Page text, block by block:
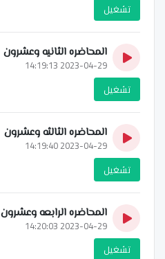
تشغيل
المحاضره الثانيه وعشرون
2023-04-29 14:19:13
تشغيل
المحاضره الثالثه وعشرون
2023-04-29 14:19:40
تشغيل
المحاضره الرابعه وعشرون
2023-04-29 14:20:03
تشغيل